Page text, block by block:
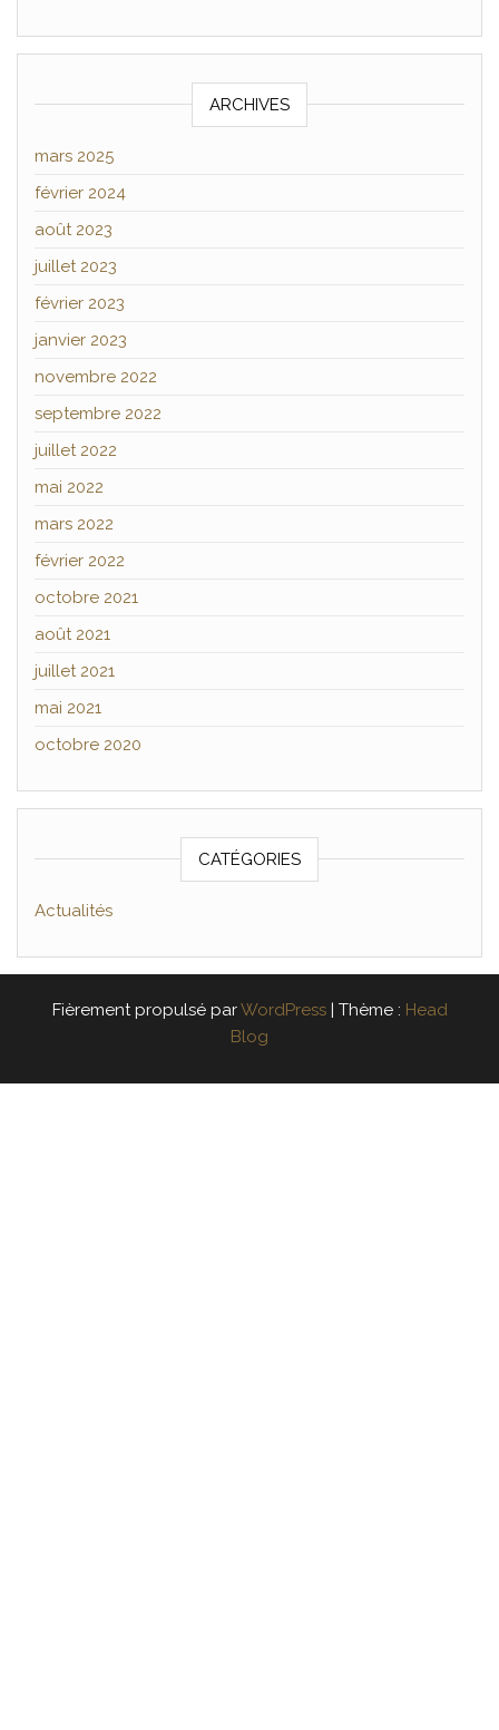
ARCHIVES
mars 2025
février 2024
août 2023
juillet 2023
février 2023
janvier 2023
novembre 2022
septembre 2022
juillet 2022
mai 2022
mars 2022
février 2022
octobre 2021
août 2021
juillet 2021
mai 2021
octobre 2020
CATÉGORIES
Actualités
Fièrement propulsé parWordPress Thème : Head
Blog